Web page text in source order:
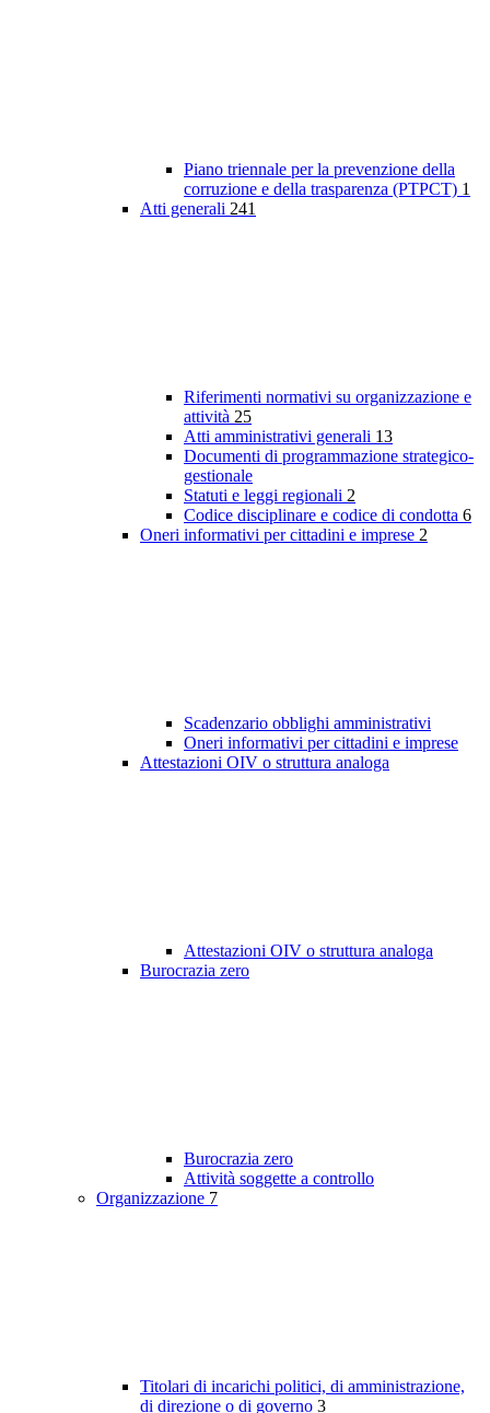
Piano triennale per la prevenzione della
corruzione e della trasparenza (PTPCT) 1
Atti generali 241
Riferimenti normativi su organizzazione e
attività 25
Atti amministrativi generali 13
Documenti di programmazione strategico-
gestionale
Statuti e leggi regionali 2
Codice disciplinare e codice di condotta 6
Oneri informativi per cittadini e imprese 2
Scadenzario obblighi amministrativi
Oneri informativi per cittadini e imprese
Attestazioni OIV o struttura analoga
Attestazioni OIV o struttura analoga
Burocrazia zero
Burocrazia zero
Attività soggette a controllo
Organizzazione 7
Titolari di incarichi politici, di amministrazione,
di direzione o di governo 3